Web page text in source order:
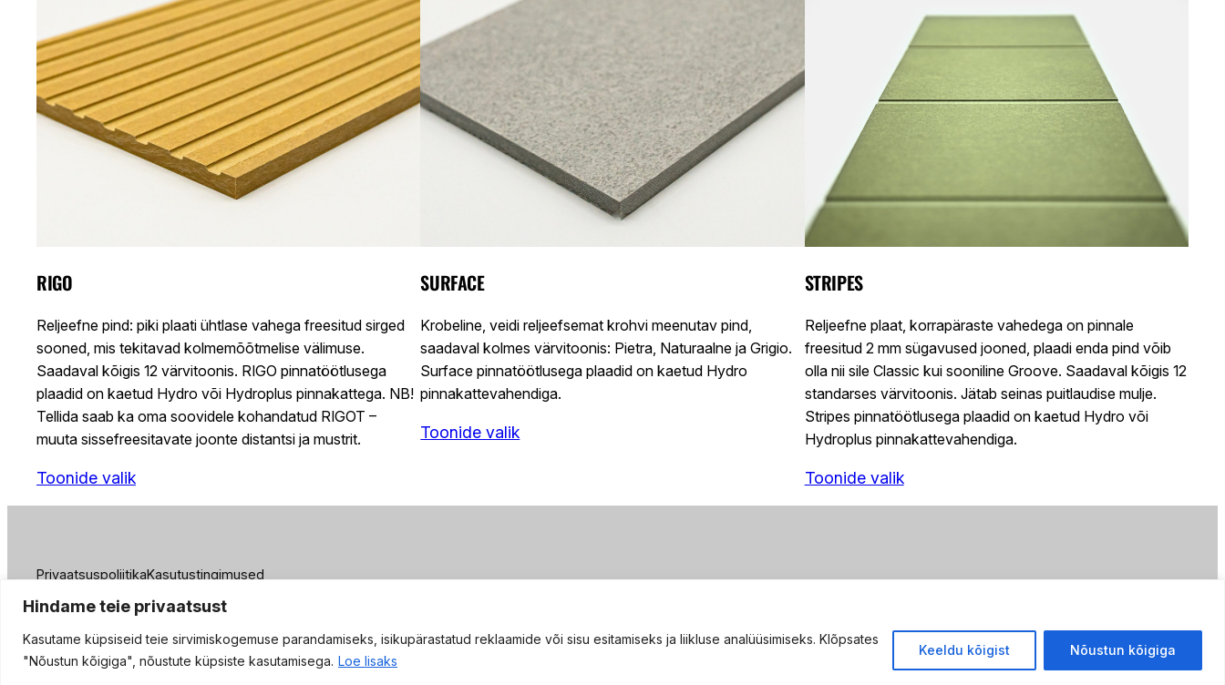
Hindame teie privaatsust
Kasutame küpsiseid teie sirvimiskogemuse parandamiseks, isikupärastatud reklaamide või sisu esitamiseks ja liikluse analüüsimiseks. Klõpsates
"Nõustun kõigiga", nõustute küpsiste kasutamisega. Loe lisaks
Keeldu kõigist Nõustun kõigiga
RIGO
Reljeefne pind: piki plaati ühtlase vahega freesitud sirged
sooned, mis tekitavad kolmemõõtmelise välimuse.
Saadaval kõigis 12 värvitoonis. RIGO pinnatöötlusega
plaadid on kaetud Hydro või Hydroplus pinnakattega. NB!
Tellida saab ka oma soovidele kohandatud RIGOT –
muuta sissefreesitavate joonte distantsi ja mustrit.
Toonide valik
SURFACE
Krobeline, veidi reljeefsemat krohvi meenutav pind,
saadaval kolmes värvitoonis: Pietra, Naturaalne ja Grigio.
Surface pinnatöötlusega plaadid on kaetud Hydro
pinnakattevahendiga.
Toonide valik
STRIPES
Reljeefne plaat, korrapäraste vahedega on pinnale
freesitud 2 mm sügavused jooned, plaadi enda pind võib
olla nii sile Classic kui sooniline Groove. Saadaval kõigis 12
standarses värvitoonis. Jätab seinas puitlaudise mulje.
Stripes pinnatöötlusega plaadid on kaetud Hydro või
Hydroplus pinnakattevahendiga.
Toonide valik
PrivaatsuspoliitikaKasutustingimused